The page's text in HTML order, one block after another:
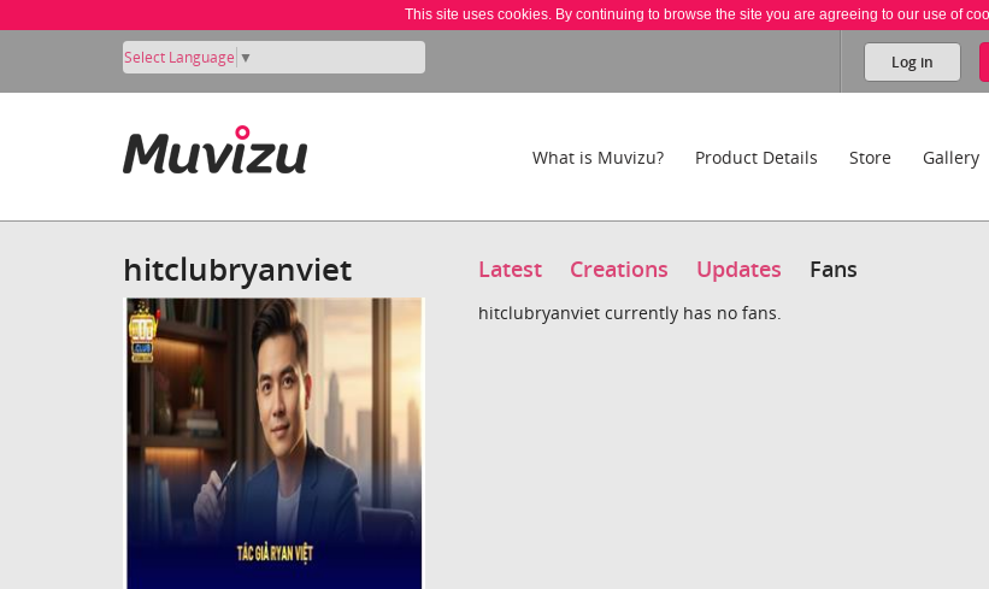
This site uses cookies. By continuing to browse the site you are agreeing to our use of
Select Language ▼ Log in
What is Muvizu? Product Details Store Gallery
hitclubryanviet Latest Creations Updates Fans
hitclubryanviet currently has no fans.